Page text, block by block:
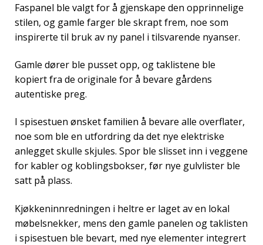
Faspanel ble valgt for å gjenskape den opprinnelige
stilen, og gamle farger ble skrapt frem, noe som
inspirerte til bruk av ny panel i tilsvarende nyanser.
Gamle dører ble pusset opp, og taklistene ble
kopiert fra de originale for å bevare gårdens
autentiske preg.
I spisestuen ønsket familien å bevare alle overflater,
noe som ble en utfordring da det nye elektriske
anlegget skulle skjules. Spor ble slisset inn i veggene
for kabler og koblingsbokser, før nye gulvlister ble
satt på plass.
Kjøkkeninnredningen i heltre er laget av en lokal
møbelsnekker, mens den gamle panelen og taklisten
i spisestuen ble bevart, med nye elementer integrert